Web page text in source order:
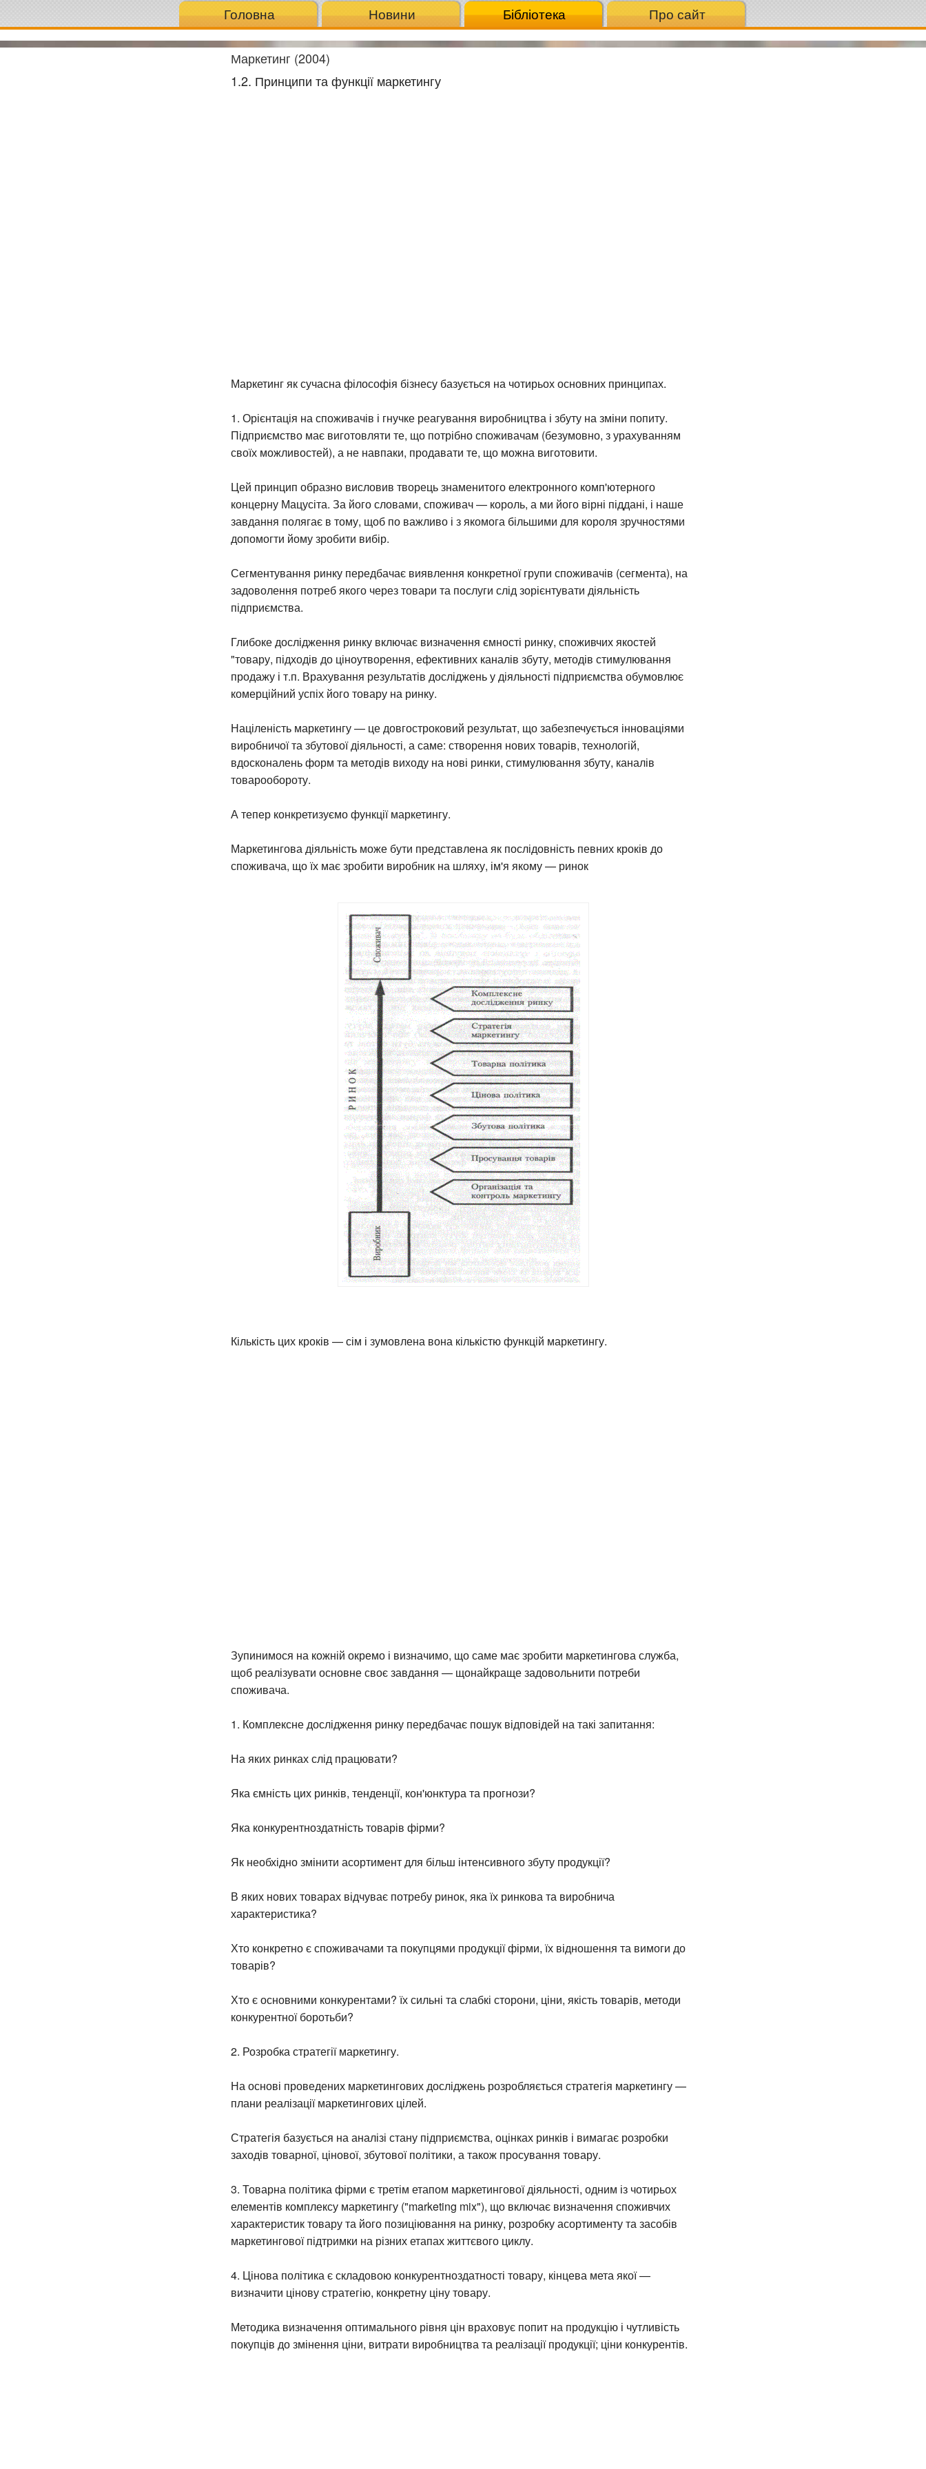
Головна Новини Бібліотека Про сайт
Маркетинг (2004)
1.2. Принципи та функції маркетингу
Маркетинг як сучасна філософія бізнесу базується на чотирьох основних принципах.
1. Орієнтація на споживачів і гнучке реагування виробництва і збуту на зміни попиту.
Підприємство має виготовляти те, що потрібно споживачам (безумовно, з урахуванням
своїх можливостей), а не навпаки, продавати те, що можна виготовити.
Цей принцип образно висловив творець знаменитого електронного комп'ютерного
концерну Мацусіта. За його словами, споживач — король, а ми його вірні піддані, і наше
завдання полягає в тому, щоб по важливо і з якомога більшими для короля зручностями
допомогти йому зробити вибір.
Сегментування ринку передбачає виявлення конкретної групи споживачів (сегмента), на
задоволення потреб якого через товари та послуги слід зорієнтувати діяльність
підприємства.
Глибоке дослідження ринку включає визначення ємності ринку, споживчих якостей
"товару, підходів до ціноутворення, ефективних каналів збуту, методів стимулювання
продажу і т.п. Врахування результатів досліджень у діяльності підприємства обумовлює
комерційний успіх його товару на ринку.
Націленість маркетингу — це довгостроковий результат, що забезпечується інноваціями
виробничої та збутової діяльності, а саме: створення нових товарів, технологій,
вдосконалень форм та методів виходу на нові ринки, стимулювання збуту, каналів
товарообороту.
А тепер конкретизуємо функції маркетингу.
Маркетингова діяльність може бути представлена як послідовність певних кроків до
споживача, що їх має зробити виробник на шляху, ім'я якому — ринок
Кількість цих кроків — сім і зумовлена вона кількістю функцій маркетингу.
Зупинимося на кожній окремо і визначимо, що саме має зробити маркетингова служба,
щоб реалізувати основне своє завдання — щонайкраще задовольнити потреби
споживача.
1. Комплексне дослідження ринку передбачає пошук відповідей на такі запитання:
На яких ринках слід працювати?
Яка ємність цих ринків, тенденції, кон'юнктура та прогнози?
Яка конкурентноздатність товарів фірми?
Як необхідно змінити асортимент для більш інтенсивного збуту продукції?
В яких нових товарах відчуває потребу ринок, яка їх ринкова та виробнича
характеристика?
Хто конкретно є споживачами та покупцями продукції фірми, їх відношення та вимоги до
товарів?
Хто є основними конкурентами? їх сильні та слабкі сторони, ціни, якість товарів, методи
конкурентної боротьби?
2. Розробка стратегії маркетингу.
На основі проведених маркетингових досліджень розробляється стратегія маркетингу —
плани реалізації маркетингових цілей.
Стратегія базується на аналізі стану підприємства, оцінках ринків і вимагає розробки
заходів товарної, цінової, збутової політики, а також просування товару.
3. Товарна політика фірми є третім етапом маркетингової діяльності, одним із чотирьох
елементів комплексу маркетингу ("marketing mix"), що включає визначення споживчих
характеристик товару та його позиціювання на ринку, розробку асортименту та засобів
маркетингової підтримки на різних етапах життєвого циклу.
4. Цінова політика є складовою конкурентноздатності товару, кінцева мета якої —
визначити цінову стратегію, конкретну ціну товару.
Методика визначення оптимального рівня цін враховує попит на продукцію і чутливість
покупців до змінення ціни, витрати виробництва та реалізації продукції; ціни конкурентів.